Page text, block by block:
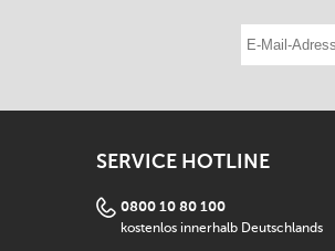
SERVICE HOTLINE
0800 10 80 100
kostenlos innerhalb Deutschlands